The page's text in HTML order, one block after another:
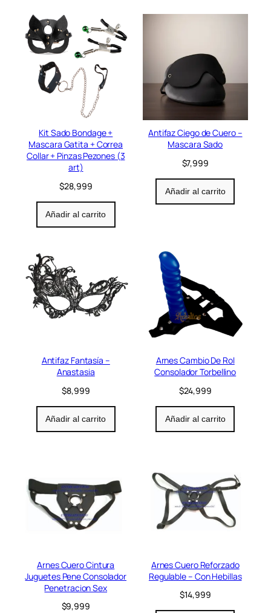
Kit Sado Bondage +
Mascara Gatita + Correa
Collar + Pinzas Pezones (3
art)
$28,999
Añadir al carrito
Antifaz Ciego de Cuero –
Mascara Sado
$7,999
Añadir al carrito
Antifaz Fantasía –
Anastasia
$8,999
Añadir al carrito
Arnes Cambio De Rol
Consolador Torbellino
$24,999
Añadir al carrito
Arnes Cuero Cintura
Juguetes Pene Consolador
Penetracion Sex
$9,999
Arnes Cuero Reforzado
Regulable – Con Hebillas
$14,999